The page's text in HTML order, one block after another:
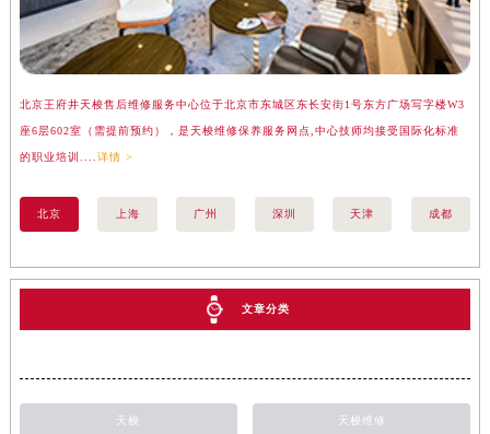
北京王府井天梭售后维修服务中心位于北京市东城区东长安街1号东方广场写字楼W3
座6层602室（需提前预约），是天梭维修保养服务网点,中心技师均接受国际化标准
的职业培训.... 详情 >
北京 上海 广州 深圳 天津 成都
文章分类
天梭 天梭维修